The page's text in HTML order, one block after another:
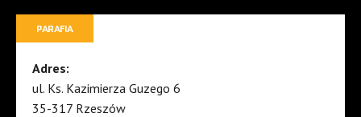
PARAFIA
Adres:
ul. Ks. Kazimierza Guzego 6
35-317 Rzeszów